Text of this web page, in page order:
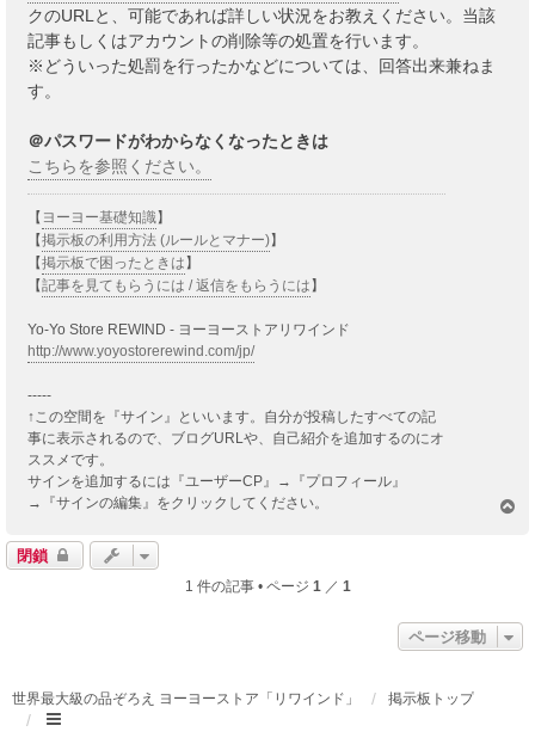
クのURLと、可能であれば詳しい状況をお教えください。当該
記事もしくはアカウントの削除等の処置を行います。
※どういった処罰を行ったかなどについては、回答出来兼ねま
す。
＠パスワードがわからなくなったときは
こちらを参照ください。
【 ヨーヨー基礎知識】
【掲示板の利用方法 (ルールとマナー)】
【掲示板で困ったときは】
【記事を見てもらうには / 返信をもらうには】
Yo-Yo Store REWIND - ヨーヨーストアリワインド
http://www.yoyostorerewind.com/jp/
-----
↑この空間を『サイン』といいます。自分が投稿したすべての記
事に表示されるので、ブログURLや、自己紹介を追加するのにオ
ススメです。
サインを追加するには『ユーザーCP』→『プロフィール』
→『サインの編集』をクリックしてください。
閉鎖
1 件の記事 • ページ 1 ／ 1
ページ移動
世界最大級の品ぞろえ ヨーヨーストア「リワインド」 掲示板トップ